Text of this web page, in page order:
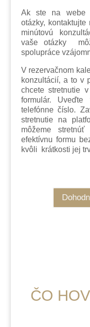
Ak ste na webe
otázky,
minútovú
vaše otázky
spolupráce
V rezervačnom
konzultácií, a to v
chcete stretnutie
formulár.
telefónne číslo.
stretnutie na
môžeme
efektívnu formu
kvôli krátkosti jej
ČO